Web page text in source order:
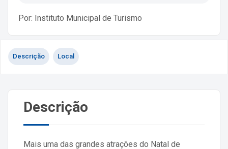
Por: Instituto Municipal de Turismo
Descrição Local
Descrição
Mais uma das grandes atrações do Natal de